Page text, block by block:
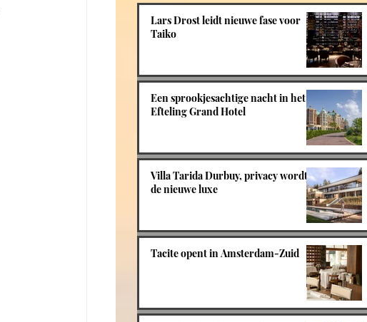
Lars Drost leidt nieuwe fase voor
Taiko
Een sprookjesachtige nacht in het
Efteling Grand Hotel
Villa Tarida Durbuy, privacy wordt
de nieuwe luxe
Tacite opent in Amsterdam-Zuid